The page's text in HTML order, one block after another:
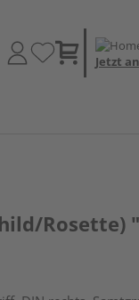
Jetzt
Rosette)